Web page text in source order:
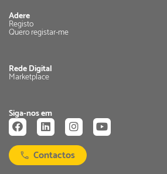
Adere
Registo
Quero registar-me
Rede Digital
Marketplace
Siga-nos em
Contactos